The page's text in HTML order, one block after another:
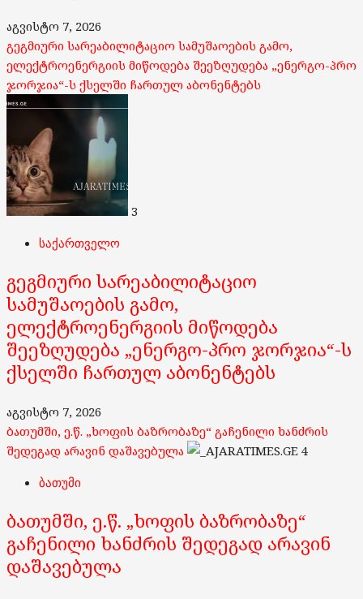
აგვისტო 7, 2026
გეგმიური სარეაბილიტაციო სამუშაოების გამო,
ელექტროენერგიის მიწოდება შეეზღუდება „ენერგო-პრო
ჯორჯია“-ს ქსელში ჩართულ აბონენტებს
3
საქართველო
გეგმიური სარეაბილიტაციო
სამუშაოების გამო,
ელექტროენერგიის მიწოდება
შეეზღუდება „ენერგო-პრო ჯორჯია“-ს
ქსელში ჩართულ აბონენტებს
აგვისტო 7, 2026
ბათუმში, ე.წ. „ხოფის ბაზრობაზე“ გაჩენილი ხანძრის
შედეგად არავინ დაშავებულა
4
ბათუმი
ბათუმში, ე.წ. „ხოფის ბაზრობაზე“
გაჩენილი ხანძრის შედეგად არავინ
დაშავებულა